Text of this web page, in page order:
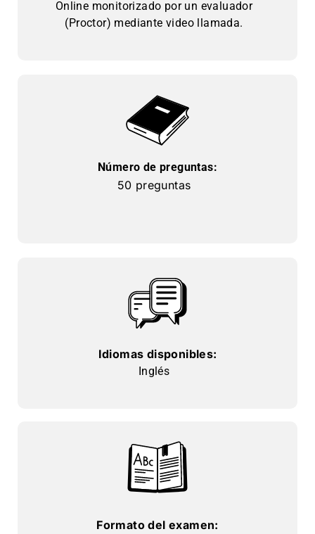
Online monitorizado por un evaluador
(Proctor) mediante video llamada.
Número de preguntas:
50 preguntas
Idiomas disponibles:
Inglés
Formato del examen: